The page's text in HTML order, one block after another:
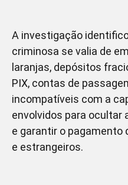
A investigação
criminosa se valia de
laranjas, depósitos
PIX, contas de
incompatíveis com a
envolvidos para ocultar
e garantir o pagamento
e estrangeiros.